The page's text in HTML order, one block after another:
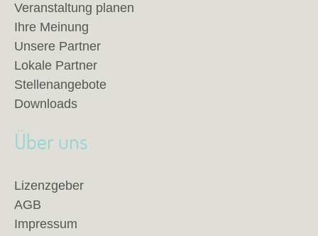
Veranstaltung planen
Ihre Meinung
Unsere Partner
Lokale Partner
Stellenangebote
Downloads
Über uns
Lizenzgeber
AGB
Impressum